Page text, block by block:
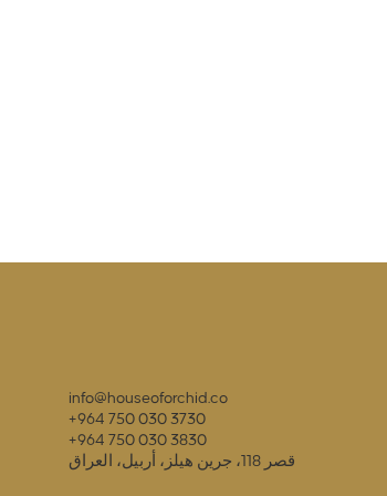
info@houseoforchid.co
+964 750 030 3730
+964 750 030 3830
قصر 118، جرين هيلز، أربيل، العراق